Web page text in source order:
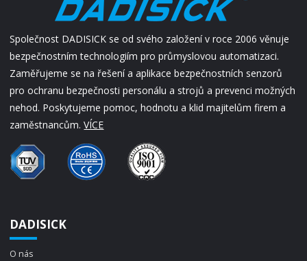
Společnost DADISICK se od svého založení v roce 2006 věnuje
bezpečnostním technologiím pro průmyslovou automatizaci.
Zaměřujeme se na řešení a aplikace bezpečnostních senzorů
pro ochranu bezpečnosti personálu a strojů a prevenci možných
nehod. Poskytujeme pomoc, hodnotu a klid majitelům firem a
zaměstnancům.VÍCE
DADISICK
O nás